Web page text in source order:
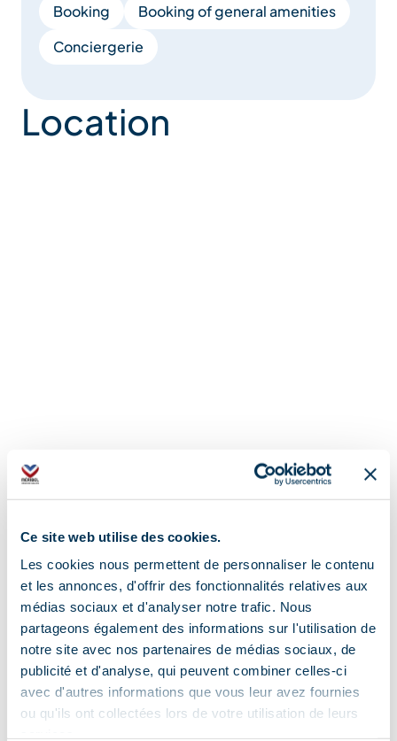
Ce site web utilise des cookies.
Les cookies nous permettent de personnaliser le contenu
et les annonces, d'offrir des fonctionnalités relatives aux
médias sociaux et d'analyser notre trafic. Nous
partageons également des informations sur l'utilisation de
notre site avec nos partenaires de médias sociaux, de
publicité et d'analyse, qui peuvent combiner celles-ci
avec d'autres informations que vous leur avez fournies
ou qu'ils ont collectées lors de votre utilisation de leurs
Booking
Booking of general amenities
Conciergerie
Location
Address
73 Chemin du Pied de Ville, 73550 Les Allues